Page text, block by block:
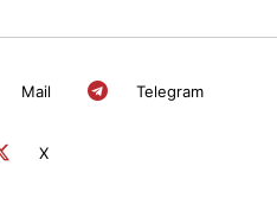
Mail Telegram
X